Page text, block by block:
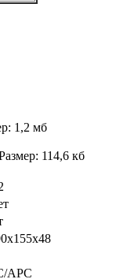
1,2 мб
114,6 кб
APC